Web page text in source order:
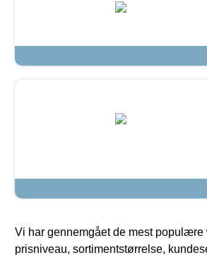
Vi har gennemgået de mest populære
prisniveau, sortimentstørrelse,